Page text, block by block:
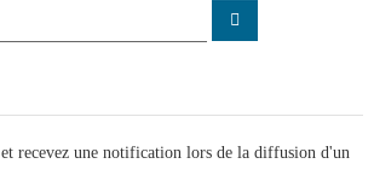
n
a
s
R
c
e
r
recevez une notification lors de la diffusion d'un